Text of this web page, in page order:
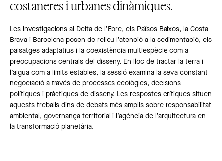
costaneres i urbanes dinàmiques.
Les investigacions al Delta de l’Ebre, els Països Baixos, la Costa
Brava i Barcelona posen de relleu l’atenció a la sedimentació, els
paisatges adaptatius i la coexistència multiespècie com a
preocupacions centrals del disseny. En lloc de tractar la terra i
l’aigua com a límits estables, la sessió examina la seva constant
negociació a través de processos ecològics, decisions
polítiques i pràctiques de disseny. Les respostes crítiques situen
aquests treballs dins de debats més amplis sobre responsabilitat
ambiental, governança territorial i l’agència de l’arquitectura en
la transformació planetària.